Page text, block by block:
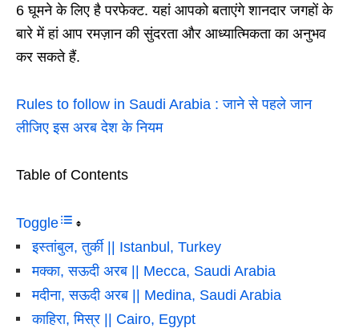
6 घूमने के लिए है परफेक्ट. यहां आपको बताएंगे शानदार जगहों के
बारे में हां आप रमज़ान की सुंदरता और आध्यात्मिकता का अनुभव
कर सकते हैं.
Rules to follow in Saudi Arabia : जाने से पहले जान
लीजिए इस अरब देश के नियम
Table of Contents
Toggle
इस्तांबुल, तुर्की || Istanbul, Turkey
मक्का, सऊदी अरब || Mecca, Saudi Arabia
मदीना, सऊदी अरब || Medina, Saudi Arabia
काहिरा, मिस्र || Cairo, Egypt